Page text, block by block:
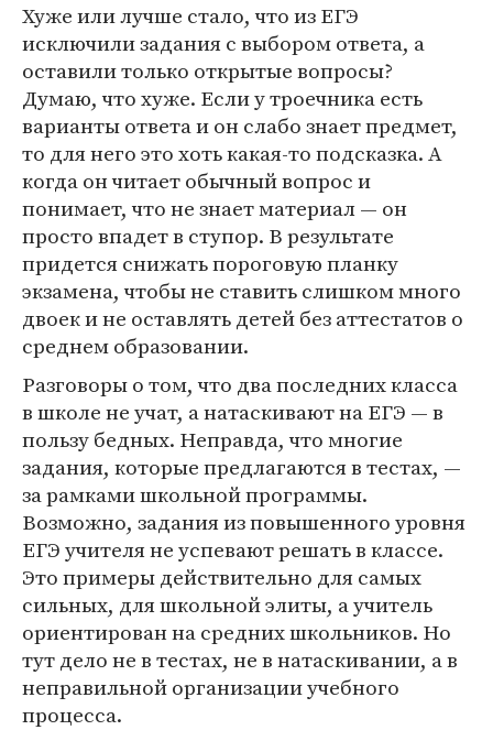
Хуже или лучше стало, что из ЕГЭ
исключили задания с выбором ответа, а
оставили только открытые вопросы?
Думаю, что хуже. Если у троечника есть
варианты ответа и он слабо знает предмет,
то для него это хоть какая-то подсказка. А
когда он читает обычный вопрос и
понимает, что не знает материал — он
просто впадет в ступор. В результате
придется снижать пороговую планку
экзамена, чтобы не ставить слишком много
двоек и не оставлять детей без аттестатов о
среднем образовании.
Разговоры о том, что два последних класса
в школе не учат, а натаскивают на ЕГЭ — в
пользу бедных. Неправда, что многие
задания, которые предлагаются в тестах, —
за рамками школьной программы.
Возможно, задания из повышенного уровня
ЕГЭ учителя не успевают решать в классе.
Это примеры действительно для самых
сильных, для школьной элиты, а учитель
ориентирован на средних школьников. Но
тут дело не в тестах, не в натаскивании, а в
неправильной организации учебного
процесса.